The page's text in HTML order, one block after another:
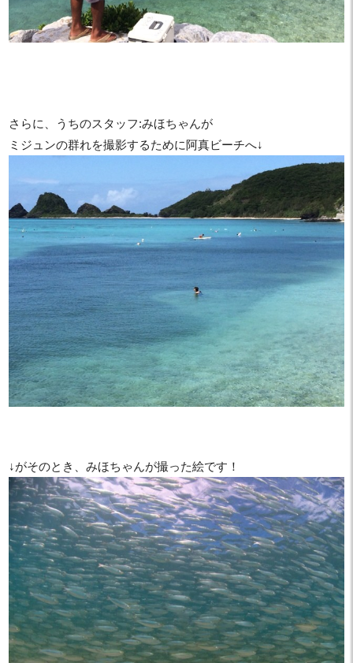
さらに、うちのスタッフ:みほちゃんが
ミジュンの群れを撮影するために阿真ビーチへ↓
↓がそのとき、みほちゃんが撮った絵です！